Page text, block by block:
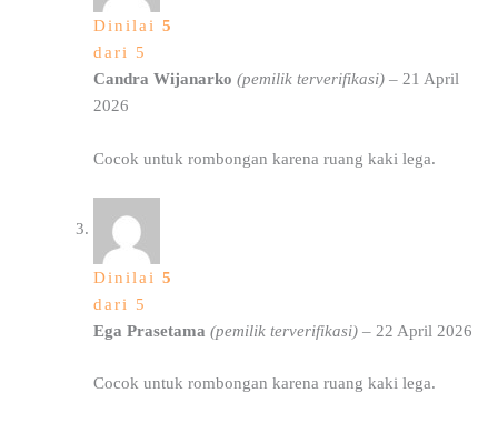
Dinilai 5
dari 5
Candra Wijanarko (pemilik terverifikasi) – 21 April
2026
Cocok untuk rombongan karena ruang kaki lega.
Dinilai 5
dari 5
Ega Prasetama (pemilik terverifikasi) – 22 April 2026
Cocok untuk rombongan karena ruang kaki lega.